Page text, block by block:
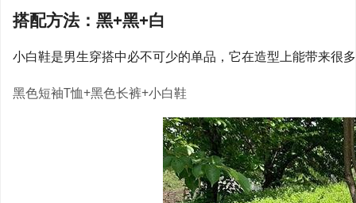
搭配方法：黑+黑+白
小白鞋是男生穿搭中必不可少的单品，它在造型上能带来很
黑色短袖T恤+黑色长裤+小白鞋